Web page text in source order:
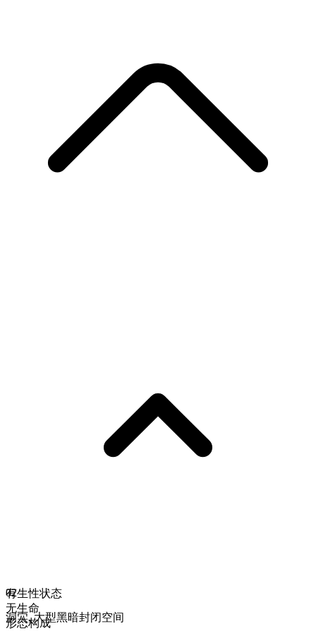
有生性状态
无生命
形态构成
02
洞穴,大型黑暗封闭空间